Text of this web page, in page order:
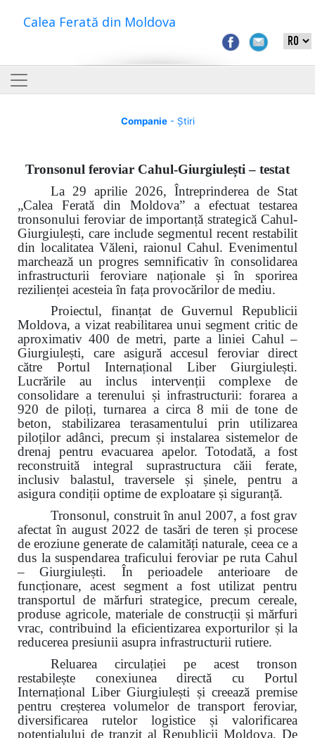
Calea Ferată din Moldova
Companie- Știri
Tronsonul feroviar Cahul-Giurgiulești – testat
La 29 aprilie 2026, Întreprinderea de Stat
„Calea Ferată din Moldova” a efectuat testarea
tronsonului feroviar de importanță strategică Cahul-
Giurgiulești, care include segmentul recent restabilit
din localitatea Văleni, raionul Cahul. Evenimentul
marchează un progres semnificativ în consolidarea
infrastructurii feroviare naționale și în sporirea
rezilienței acesteia în fața provocărilor de mediu.
Proiectul, finanțat de Guvernul Republicii
Moldova, a vizat reabilitarea unui segment critic de
aproximativ 400 de metri, parte a liniei Cahul –
Giurgiulești, care asigură accesul feroviar direct
către Portul Internațional Liber Giurgiulești.
Lucrările au inclus intervenții complexe de
consolidare a terenului și infrastructurii: forarea a
920 de piloți, turnarea a circa 8 mii de tone de
beton, stabilizarea terasamentului prin utilizarea
piloților adânci, precum și instalarea sistemelor de
drenaj pentru evacuarea apelor. Totodată, a fost
reconstruită integral suprastructura căii ferate,
inclusiv balastul, traversele și șinele, pentru a
asigura condiții optime de exploatare și siguranță.
Tronsonul, construit în anul 2007, a fost grav
afectat în august 2022 de tasări de teren și procese
de eroziune generate de calamități naturale, ceea ce a
dus la suspendarea traficului feroviar pe ruta Cahul
– Giurgiulești. În perioadele anterioare de
funcționare, acest segment a fost utilizat pentru
transportul de mărfuri strategice, precum cereale,
produse agricole, materiale de construcții și mărfuri
vrac, contribuind la eficientizarea exporturilor și la
reducerea presiunii asupra infrastructurii rutiere.
Reluarea circulației pe acest tronson
restabilește conexiunea directă cu Portul
Internațional Liber Giurgiulești și creează premise
pentru creșterea volumelor de transport feroviar,
diversificarea rutelor logistice și valorificarea
potențialului de tranzit al Republicii Moldova. De